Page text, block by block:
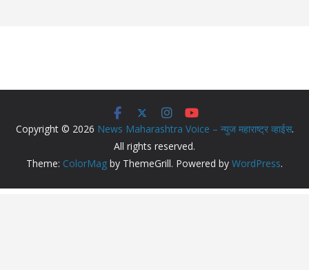
Copyright © 2026 News Maharashtra Voice – न्युज महाराष्ट्र व्हाईस.
All rights reserved.
Theme: ColorMag by ThemeGrill. Powered by WordPress.